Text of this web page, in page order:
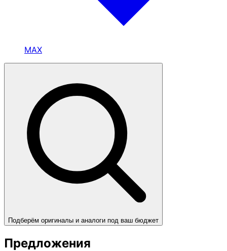
MAX
Подберём оригиналы и аналоги под ваш бюджет
Предложения